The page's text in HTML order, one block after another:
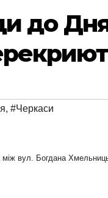
до
, #Черкаси
вул. Богдана